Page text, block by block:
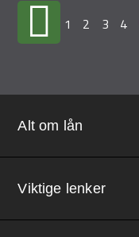
1 2 3 4
Alt om lån
Viktige lenker